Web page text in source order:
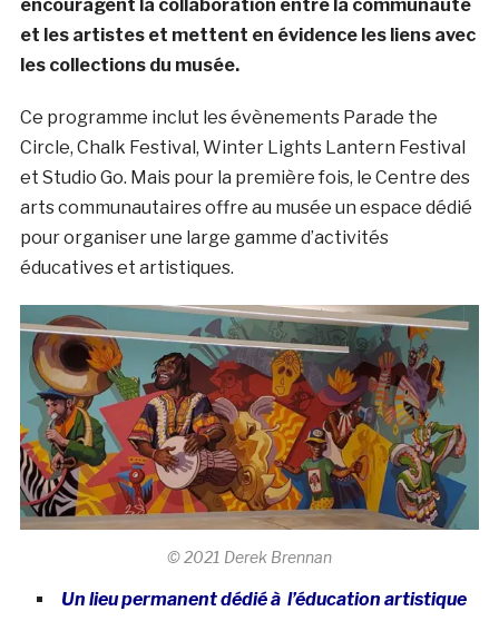
encouragent la collaboration entre la communauté
et les artistes et mettent en évidence les liens avec
les collections du musée.
Ce programme inclut les évènements Parade the
Circle, Chalk Festival, Winter Lights Lantern Festival
et Studio Go. Mais pour la première fois, le Centre des
arts communautaires offre au musée un espace dédié
pour organiser une large gamme d’activités
éducatives et artistiques.
© 2021 Derek Brennan
Un lieu permanent dédié à l’éducation artistique